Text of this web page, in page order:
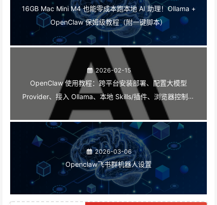
16GB Mac Mini M4 也能零成本跑本地 AI 助理！Ollama +
OpenClaw 保姆级教程（附一键脚本）
2026-02-15
OpenClaw 使用教程：跨平台安装部署、配置大模型
Provider、接入 Ollama、本地 Skills/插件、浏览器控制、
搜索 API、Obsidian Skills
2026-03-06
Openclaw飞书群机器人设置